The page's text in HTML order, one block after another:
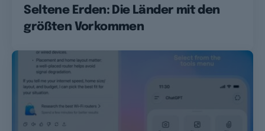
Seltene Erden: Die Länder mit den
größten Vorkommen